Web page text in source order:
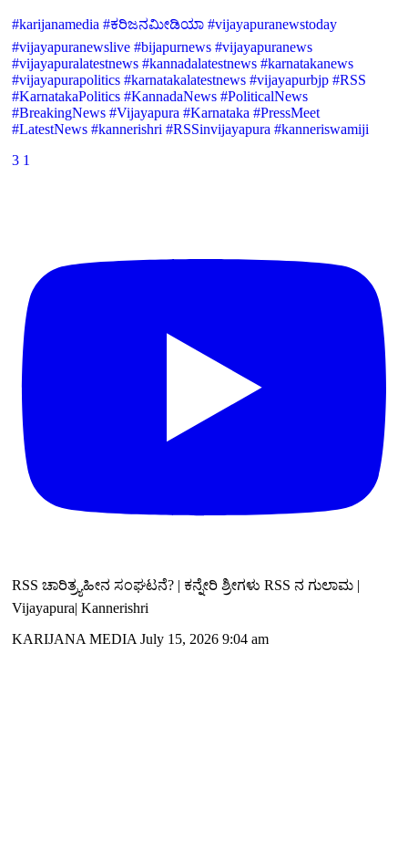
#karijanamedia #ಕರಿಜನಮೀಡಿಯಾ #vijayapuranewstoday
#vijayapuranewslive #bijapurnews #vijayapuranews
#vijayapuralatestnews #kannadalatestnews #karnatakanews
#vijayapurapolitics #karnatakalatestnews #vijayapurbjp #RSS
#KarnatakaPolitics #KannadaNews #PoliticalNews
#BreakingNews #Vijayapura #Karnataka #PressMeet
#LatestNews #kannerishri #RSSinvijayapura #kanneriswamiji
3 1
RSS ಚಾರಿತ್ರ್ಯಹೀನ ಸಂಘಟನೆ? | ಕನ್ನೇರಿ ಶ್ರೀಗಳು RSS ನ ಗುಲಾಮ |
Vijayapura| Kannerishri
KARIJANA MEDIA July 15, 2026 9:04 am